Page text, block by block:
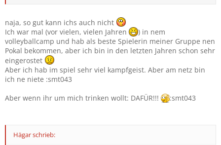
naja, so gut kann ichs auch nicht
Ich war mal (vor vielen, vielen Jahren
) in nem
volleyballcamp und hab als beste Spielerin meiner Gruppe nen
Pokal bekommen, aber ich bin in den letzten Jahren schon sehr
eingerostet
Aber ich hab im spiel sehr viel kampfgeist. Aber am netz bin
ich ne niete :smt043
Aber wenn ihr um mich trinken wollt: DAFÜR!!!
:smt043
Hägar schrieb: